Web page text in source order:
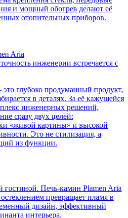
и мощный обогрев делают её
отопительных приборов.
Aria
инженерии встречается с
глубоко продуманный продукт,
в деталях. За её кажущейся
инженерных решений,
сразу двух целей:
«живой картины» и высокой
Это не стилизация, а
из функции.
гостиной. Печь-камин Plamen Aria
превращает пламя в
дизайн, эффективный
интерьера.